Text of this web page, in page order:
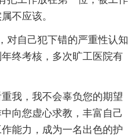
不应该。
对自己犯下错的严重性认知
终考核，多次旷工医院有
我，我不会辜负您的期望
向您虚心求教，丰富自己
能力，成为一名出色的护